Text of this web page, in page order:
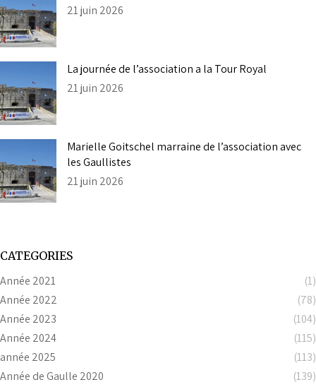
21 juin 2026
La journée de l’association a la Tour Royal
21 juin 2026
Marielle Goitschel marraine de l’association avec
les Gaullistes
21 juin 2026
CATEGORIES
Année 2021
(1)
Année 2022
(78)
Année 2023
(104)
Année 2024
(115)
année 2025
(113)
Année de Gaulle 2020
(139)